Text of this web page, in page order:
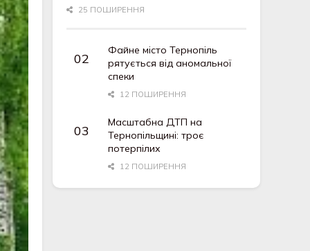
25 ПОШИРЕННЯ
Файне місто Тернопіль
рятується від аномальної
спеки
12 ПОШИРЕННЯ
Масштабна ДТП на
Тернопільщині: троє
потерпілих
12 ПОШИРЕННЯ